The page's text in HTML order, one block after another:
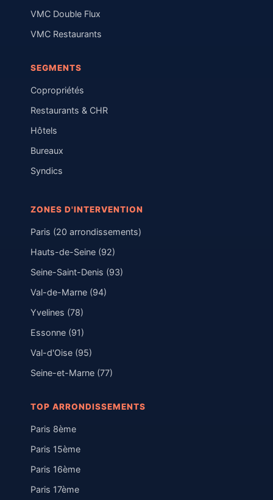
VMC Double Flux
VMC Restaurants
SEGMENTS
Copropriétés
Restaurants & CHR
Hôtels
Bureaux
Syndics
ZONES D'INTERVENTION
Paris (20 arrondissements)
Hauts-de-Seine (92)
Seine-Saint-Denis (93)
Val-de-Marne (94)
Yvelines (78)
Essonne (91)
Val-d'Oise (95)
Seine-et-Marne (77)
TOP ARRONDISSEMENTS
Paris 8ème
Paris 15ème
Paris 16ème
Paris 17ème